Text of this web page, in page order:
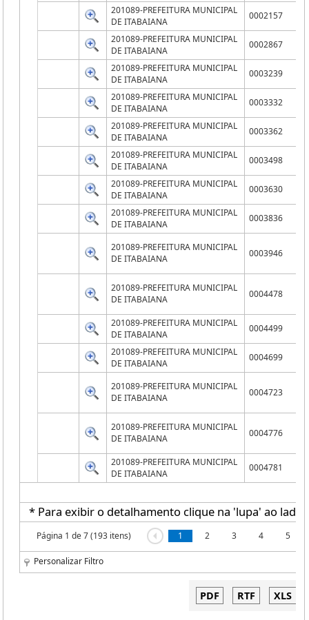
* Para exibir o detalhamento clique na 'lupa' ao lado
201089-PREFEITURA MUNICIPAL
DE ITABAIANA
0002157
201089-PREFEITURA MUNICIPAL
DE ITABAIANA
0002867
201089-PREFEITURA MUNICIPAL
DE ITABAIANA
0003239
201089-PREFEITURA MUNICIPAL
DE ITABAIANA
0003332
201089-PREFEITURA MUNICIPAL
DE ITABAIANA
0003362
201089-PREFEITURA MUNICIPAL
DE ITABAIANA
0003498
201089-PREFEITURA MUNICIPAL
DE ITABAIANA
0003630
201089-PREFEITURA MUNICIPAL
DE ITABAIANA
0003836
201089-PREFEITURA MUNICIPAL
DE ITABAIANA
0003946
201089-PREFEITURA MUNICIPAL
DE ITABAIANA
0004478
201089-PREFEITURA MUNICIPAL
DE ITABAIANA
0004499
201089-PREFEITURA MUNICIPAL
DE ITABAIANA
0004699
201089-PREFEITURA MUNICIPAL
DE ITABAIANA
0004723
201089-PREFEITURA MUNICIPAL
DE ITABAIANA
0004776
201089-PREFEITURA MUNICIPAL
DE ITABAIANA
0004781
Página 1 de 7 (193 itens) 1 2 3 4 5
Personalizar Filtro